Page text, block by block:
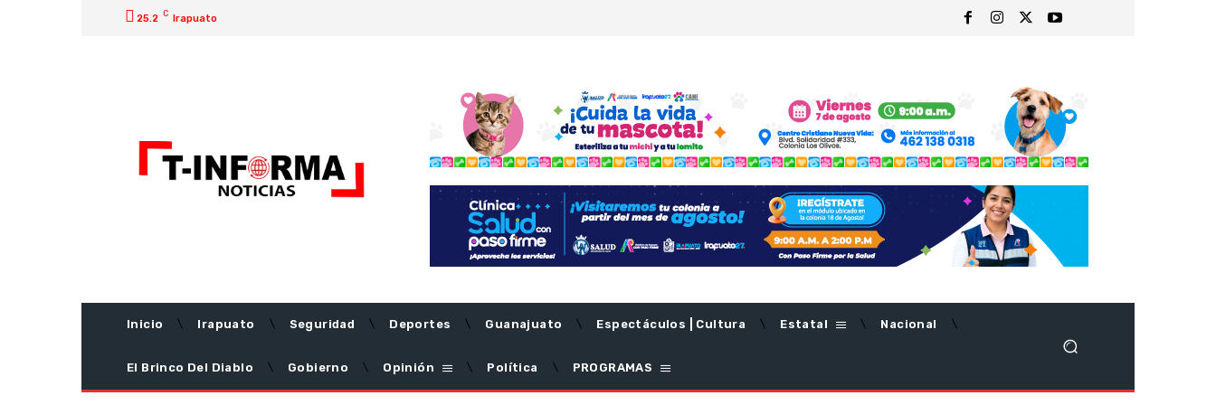
25.2 C Irapuato
Inicio Irapuato Seguridad Deportes Guanajuato Espectáculos | Cultura Estatal Nacional
El Brinco Del Diablo Gobierno Opinión Política PROGRAMAS